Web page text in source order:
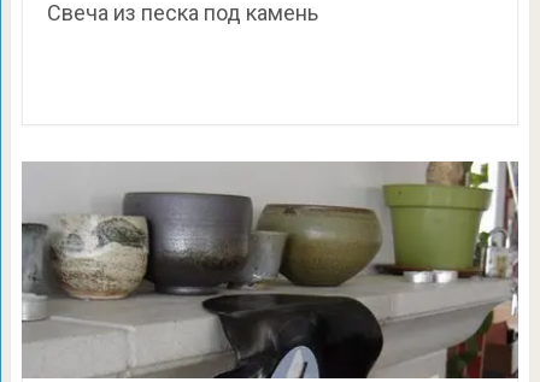
Свеча из песка под камень